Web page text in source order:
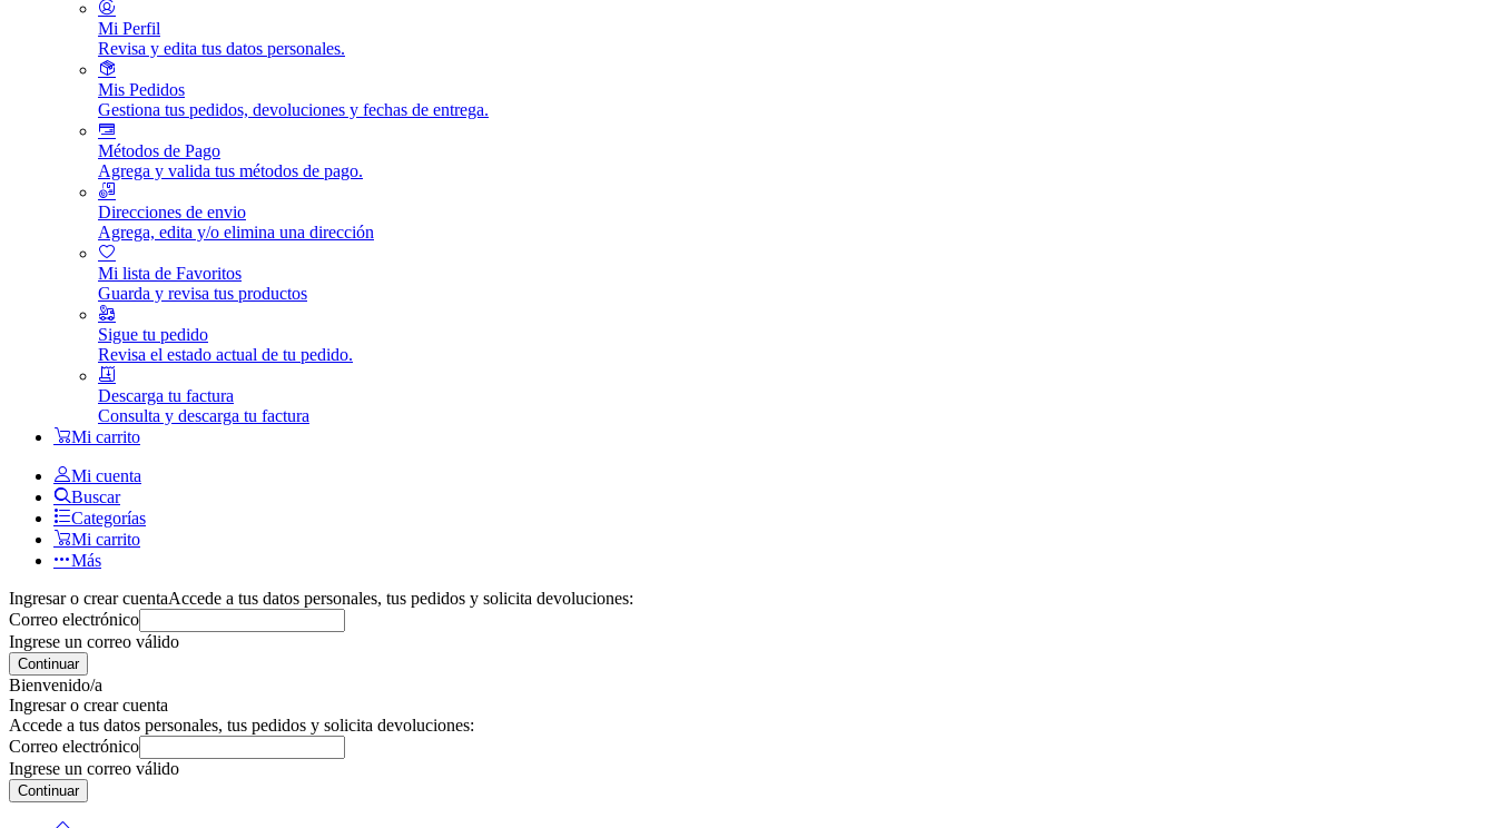
Mi Perfil
Revisa y edita tus datos personales.
Mis Pedidos
Gestiona tus pedidos, devoluciones y fechas de entrega.
Métodos de Pago
Agrega y valida tus métodos de pago.
Direcciones de envio
Agrega, edita y/o elimina una dirección
Mi lista de Favoritos
Guarda y revisa tus productos
Sigue tu pedido
Revisa el estado actual de tu pedido.
Descarga tu factura
Consulta y descarga tu factura
Mi carrito
Mi cuenta
Buscar
Categorías
Mi carrito
Más
Ingresar o crear cuentaAccede a tus datos personales, tus pedidos y solicita devoluciones:
Correo electrónico
Ingrese un correo válido
Continuar
Bienvenido/a
Ingresar o crear cuenta
Accede a tus datos personales, tus pedidos y solicita devoluciones:
Correo electrónico
Ingrese un correo válido
Continuar